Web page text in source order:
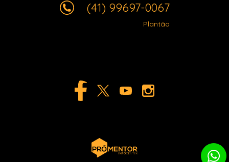
(41) 99697-0067
Plantão